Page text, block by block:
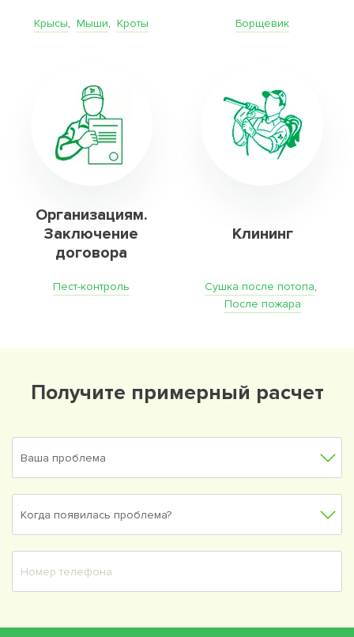
Крысы, Мыши, Кроты Борщевик
Организациям.
Заключение
договора
Пест-контроль
Клининг
Сушка после потопа,
После пожара
Получите примерный расчет